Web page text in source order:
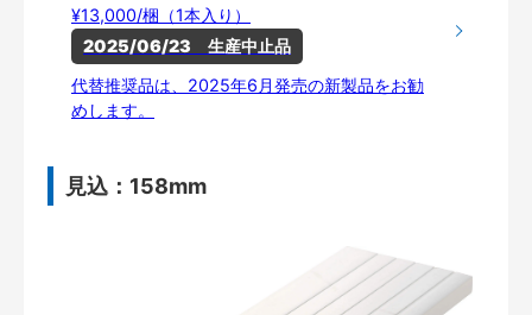
¥13,000/梱（1本入り）
2025/06/23　生産中止品
代替推奨品は、2025年6月発売の新製品をお勧
めします。
見込：158mm